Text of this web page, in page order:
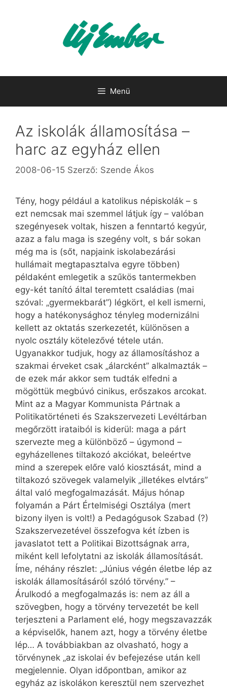
Menü
Az iskolák államosítása –
harc az egyház ellen
2008-06-15 Szerző: Szende Ákos
Tény, hogy például a katolikus népiskolák – s
ezt nemcsak mai szemmel látjuk így – valóban
szegényesek voltak, hiszen a fenntartó kegyúr,
azaz a falu maga is szegény volt, s bár sokan
még ma is (sőt, napjaink iskolabezárási
hullámait megtapasztalva egyre többen)
példaként emlegetik a szűkös tantermekben
egy-két tanító által teremtett családias (mai
szóval: „gyermekbarát”) légkört, el kell ismerni,
hogy a hatékonysághoz tényleg modernizálni
kellett az oktatás szerkezetét, különösen a
nyolc osztály kötelezővé tétele után.
Ugyanakkor tudjuk, hogy az államosításhoz a
szakmai érveket csak „álarcként” alkalmazták –
de ezek már akkor sem tudták elfedni a
mögöttük megbúvó cinikus, erőszakos arcokat.
Mint az a Magyar Kommunista Pártnak a
Politikatörténeti és Szakszervezeti Levéltárban
megőrzött irataiból is kiderül: maga a párt
szervezte meg a különböző – úgymond –
egyházellenes tiltakozó akciókat, beleértve
mind a szerepek előre való kiosztását, mind a
tiltakozó szövegek valamelyik „illetékes elvtárs”
által való megfogalmazását. Május hónap
folyamán a Párt Értelmiségi Osztálya (mert
bizony ilyen is volt!) a Pedagógusok Szabad (?)
Szakszervezetével összefogva két ízben is
javaslatot tett a Politikai Bizottságnak arra,
miként kell lefolytatni az iskolák államosítását.
Íme, néhány részlet: „Június végén életbe lép az
iskolák államosításáról szóló törvény.” –
Árulkodó a megfogalmazás is: nem az áll a
szövegben, hogy a törvény tervezetét be kell
terjeszteni a Parlament elé, hogy megszavazzák
a képviselők, hanem azt, hogy a törvény életbe
lép… A továbbiakban az olvasható, hogy a
törvénynek „az iskolai év befejezése után kell
megjelennie. Olyan időpontban, amikor az
egyház az iskolákon keresztül nem szervezhet